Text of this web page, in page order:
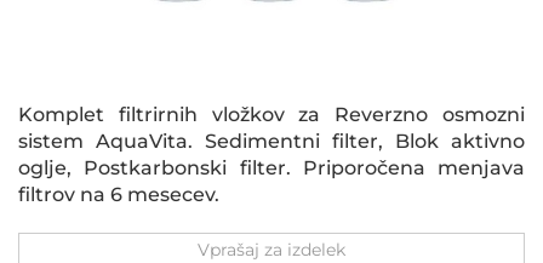
Komplet filtrirnih vložkov za Reverzno osmozni
sistem AquaVita. Sedimentni filter, Blok aktivno
oglje, Postkarbonski filter. Priporočena menjava
filtrov na 6 mesecev.
Vprašaj za izdelek